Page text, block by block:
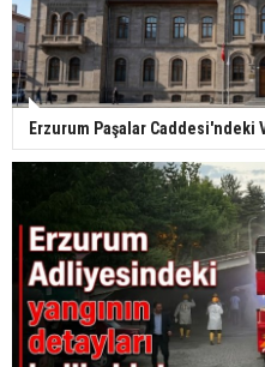
Erzurum Paşalar Caddesi'ndeki